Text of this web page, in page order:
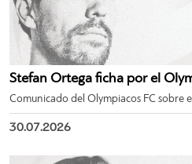
Stefan Ortega ficha por el
Comunicado del Olympiacos FC sobre
30.07.2026